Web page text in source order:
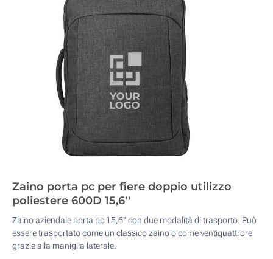
Zaino porta pc per fiere doppio utilizzo
poliestere 600D 15,6''
Zaino aziendale porta pc 15,6'' con due modalità di trasporto. Può
essere trasportato come un classico zaino o come ventiquattrore
grazie alla maniglia laterale.